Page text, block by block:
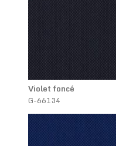
Violet foncé
G-66134